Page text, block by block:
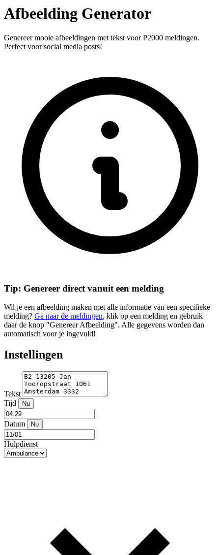
Afbeelding Generator
Genereer mooie afbeeldingen met tekst voor P2000 meldingen.
Perfect voor social media posts!
Tip: Genereer direct vanuit een melding
Wil je een afbeelding maken met alle informatie van een specifieke
melding? Ga naar de meldingen, klik op een melding en gebruik
daar de knop "Genereer Afbeelding". Alle gegevens worden dan
automatisch voor je ingevuld!
Instellingen
Tekst
Tijd
Nu
Datum Nu
Hulpdienst